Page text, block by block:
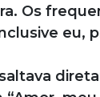
Os
eu,